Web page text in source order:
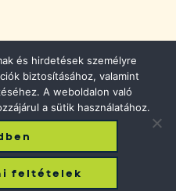
All Rights Reserved.
és hirdetések személyre
biztosításához, valamint
A weboldalon való
a sütik használatához.
feltételek